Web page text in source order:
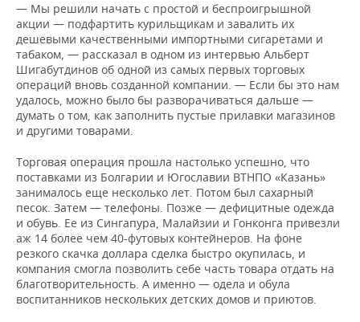
— Мы решили начать с простой и беспроигрышной
акции — подфартить курильщикам и завалить их
дешевыми качественными импортными сигаретами и
табаком, — рассказал в одном из интервью Альберт
Шигабутдинов об одной из самых первых торговых
операций вновь созданной компании. — Если бы это нам
удалось, можно было бы разворачиваться дальше —
думать о том, как заполнить пустые прилавки магазинов
и другими товарами.
Торговая операция прошла настолько успешно, что
поставками из Болгарии и Югославии ВТНПО «Казань»
занималось еще несколько лет. Потом был сахарный
песок. Затем — телефоны. Позже — дефицитные одежда
и обувь. Ее из Сингапура, Малайзии и Гонконга привезли
аж 14 более чем 40-футовых контейнеров. На фоне
резкого скачка доллара сделка быстро окупилась, и
компания смогла позволить себе часть товара отдать на
благотворительность. А именно — одела и обула
воспитанников нескольких детских домов и приютов.